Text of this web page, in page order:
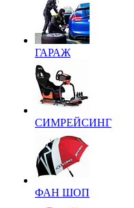
ГАРАЖ
СИМРЕЙСИНГ
ФАН ШОП